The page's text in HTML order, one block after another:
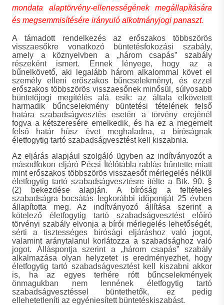
mondata alaptörvény-ellenességének megállapítására
és megsemmisítésére irányuló alkotmányjogi panaszt.
A támadott rendelkezés az erőszakos többszörös
visszaesőkre vonatkozó büntetésfokozási szabály,
amely a köznyelvben a „három csapás” szabály
részeként ismert. Ennek lényege, hogy az a
bűnelkövető, aki legalább három alkalommal követ el
személy elleni erőszakos bűncselekményt, és ezzel
erőszakos többszörös visszaesőnek minősül, súlyosabb
büntetőjogi megítélés alá esik: az általa elkövetett
harmadik bűncselekmény büntetési tételének felső
határa szabadságvesztés esetén a törvény erejénél
fogva a kétszeresére emelkedik, és ha ez a megemelt
felső határ húsz évet meghaladna, a bíróságnak
életfogytig tartó szabadságvesztést kell kiszabnia.
Az eljárás alapjául szolgáló ügyben az indítványozót a
másodfokon eljáró Pécsi Ítélőtábla rablás bűntette miatt
mint erőszakos többszörös visszaesőt mérlegelés nélkül
életfogytig tartó szabadságvesztésre ítélte a Btk. 90. §
(2) bekezdése alapján. A bíróság a feltételes
szabadságra bocsátás legkorábbi időpontját 25 évben
állapította meg. Az indítványozó állítása szerint a
kötelező életfogytig tartó szabadságvesztést előíró
törvényi szabály elvonja a bírói mérlegelés lehetőségét,
sérti a tisztességes bírósági eljáráshoz való jogot,
valamint aránytalanul korlátozza a szabadsághoz való
jogot. Álláspontja szerint a „három csapás” szabály
alkalmazása olyan helyzetet is eredményezhet, hogy
életfogytig tartó szabadságvesztést kell kiszabni akkor
is, ha az egyes terhére rótt bűncselekmények
önmagukban nem lennének életfogytig tartó
szabadságvesztéssel büntethetők, ez pedig
ellehetetleníti az egyéniesített büntetéskiszabást.